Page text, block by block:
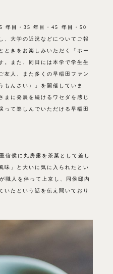
年目・35 年目・45 年目・50
、大学の近況などについてご報
ときをお楽しみいただく「ホー
。また、同日には本学で学生生
友人、また多くの早稲田ファン
もんさい）」を開催していま
まに発展を続けるワセダを感じ
って楽しんでいただける早稲田
信侯に丸房露を茶菓として差し
味」と大いに気に入られたとい
職人を伴って上京し、同侯邸内
いたという話を伝え聞いており